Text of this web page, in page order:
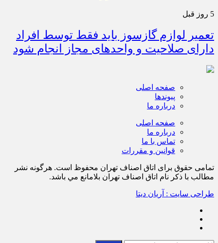
5 روز قبل
تعمیر لوازم گازسوز باید فقط توسط افراد
دارای صلاحیت و واحدهای مجاز انجام شود
صفحه اصلی
پیوندها
درباره ما
صفحه اصلی
درباره ما
تماس با ما
قوانین و مقررات
تمامی حقوق برای اتاق اصناف تهران محفوظ است. هرگونه نشر
مطالب با ذكر نام اتاق اصناف تهران بلامانع مي باشد.
طراحی سایت : آریان دیتا